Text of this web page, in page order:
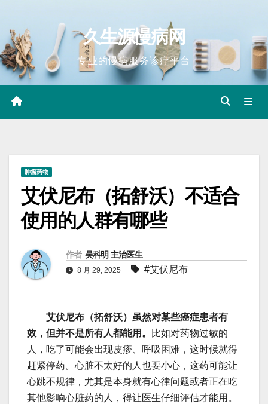
content
久生源慢病网
专业的慢病服务诊疗平台
肿瘤药物
艾伏尼布（拓舒沃）不适合
使用的人群有哪些
作者 吴科明 主治医生
8 月 29, 2025 #艾伏尼布
艾伏尼布（拓舒沃）虽然对某些癌症患者有
效，但并不是所有人都能用。
比如对药物过敏的
人，吃了可能会出现皮疹、呼吸困难，这时候就得
赶紧停药。心脏不太好的人也要小心，这药可能让
心跳不规律，尤其是本身就有心律问题或者正在吃
其他影响心脏药的人，得让医生仔细评估才能用。